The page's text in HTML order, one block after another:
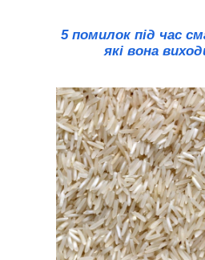
5 помилок під час
які вона